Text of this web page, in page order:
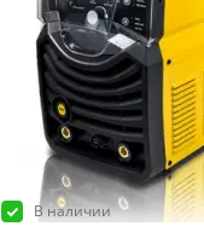
В наличии